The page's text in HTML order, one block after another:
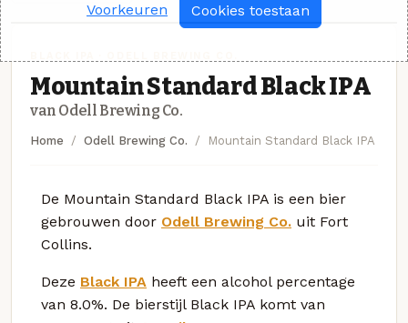
Mountain Standard Black IPA
van Odell Brewing Co.
Home Odell Brewing Co. Mountain Standard Black IPA
De Mountain Standard Black IPA is een bier
gebrouwen door Odell Brewing Co. uit Fort
Collins.
Deze Black IPA heeft een alcohol percentage
van 8.0%. De bierstijl Black IPA komt van
Voorkeuren Cookies toestaan